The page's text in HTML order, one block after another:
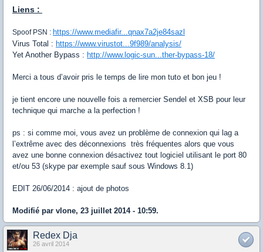
Liens :
Spoof PSN : https://www.mediafir...qnax7a2je84sazl
Virus Total : https://www.virustot...9f989/analysis/
Yet Another Bypass : http://www.logic-sun...ther-bypass-18/
Merci a tous d’avoir pris le temps de lire mon tuto et bon jeu !
je tient encore une nouvelle fois a remercier Sendel et XSB pour leur
technique qui marche a la perfection !
ps : si comme moi, vous avez un problème de connexion qui lag a
l’extrême avec des déconnexions très fréquentes alors que vous
avez une bonne connexion désactivez tout logiciel utilisant le port 80
et/ou 53 (skype par exemple sauf sous Windows 8.1)
EDIT 26/06/2014 : ajout de photos
Modifié par vlone, 23 juillet 2014 - 10:59.
Redex Dja
26 avril 2014